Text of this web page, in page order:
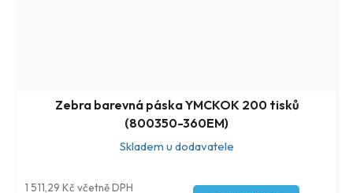
Zebra barevná páska YMCKOK 200 tisků
(800350-360EM)
Skladem u dodavatele
1 511,29 Kč včetně DPH